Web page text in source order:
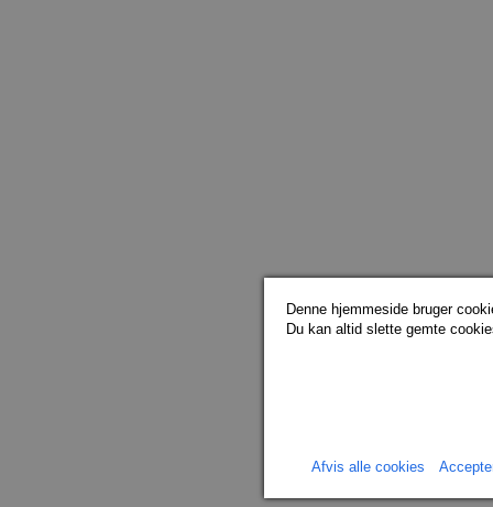
Denne hjemmeside bruger
Du kan altid slette gemte
Afvis alle cookies